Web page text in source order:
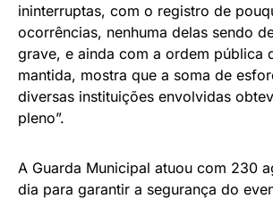
ininterruptas, com o registro de
ocorrências, nenhuma delas sendo
grave, e ainda com a ordem pública
mantida, mostra que a soma de
diversas instituições envolvidas
pleno”.
A Guarda Municipal atuou com 230
dia para garantir a segurança do